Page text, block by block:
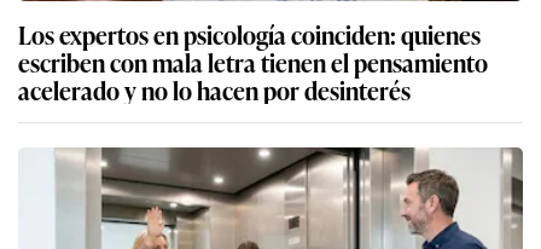
Los expertos en psicología coinciden: quienes
escriben con mala letra tienen el pensamiento
acelerado y no lo hacen por desinterés